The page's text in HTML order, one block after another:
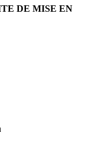
DE MISE EN